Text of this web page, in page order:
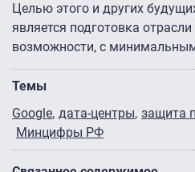
Целью этого и других
является подготовка
возможности, с
Темы
Google дата-центры защита
Минцифры РФ